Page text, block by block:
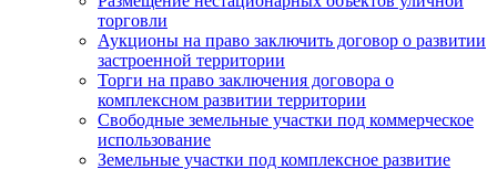
торговли
Аукционы на право заключить договор о развитии
застроенной территории
Торги на право заключения договора о
комплексном развитии территории
Свободные земельные участки под коммерческое
использование
Земельные участки под комплексное развитие